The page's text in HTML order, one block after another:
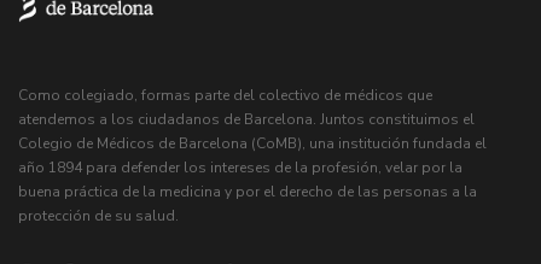
Como colegiado, formas parte del colectivo de médicos que
atendemos a los ciudadanos de Barcelona. Juntos constituimos el
Colegio de Médicos de Barcelona (CoMB), una institución fundada el
año 1894 para defender los intereses de la profesión, velar por la
buena práctica de la medicina y por el derecho de las personas a la
protección de su salud.